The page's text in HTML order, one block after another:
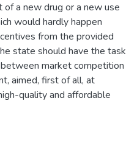
a new drug or a new use
would hardly happen
from the provided
state should have the task
market competition
aimed, first of all, at
quality and affordable